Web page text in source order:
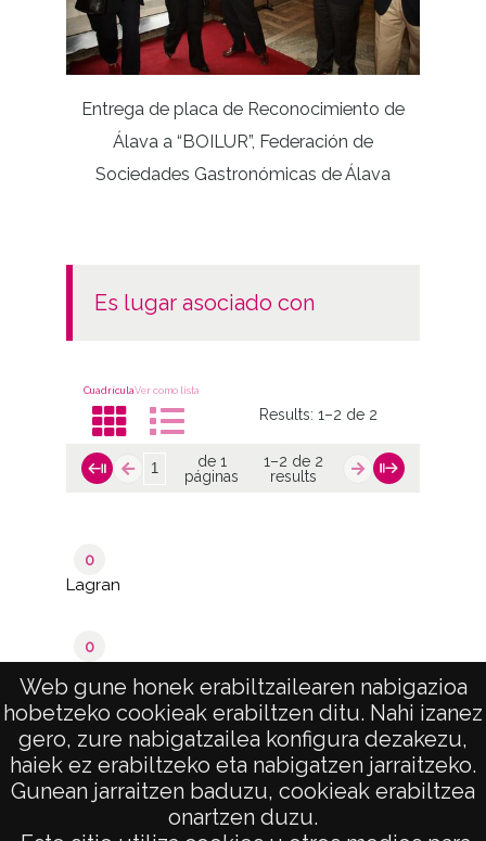
Web gune honek erabiltzailearen nabigazioa
hobetzeko cookieak erabiltzen ditu. Nahi izanez
gero, zure nabigatzailea konfigura dezakezu,
haiek ez erabiltzeko eta nabigatzen jarraitzeko.
Gunean jarraitzen baduzu, cookieak erabiltzea
onartzen duzu.
Entrega de placa de Reconocimiento de
Álava a “BOILUR”, Federación de
Sociedades Gastronómicas de Álava
es lugar asociado con
CuadrículaVer como lista
Results:1–2 de 2
de 1
páginas
1–2 de 2
results
0
Lagran
0
de 1
páginas
1–2 de 2
results
AVISO LEGAL